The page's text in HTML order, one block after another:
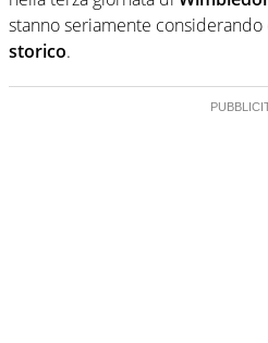
stanno seriamente
storico.